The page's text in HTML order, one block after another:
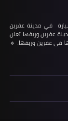
في مدينة عفرين
عفرين وريفها تعلن
في عفرين وريفها. 🔹